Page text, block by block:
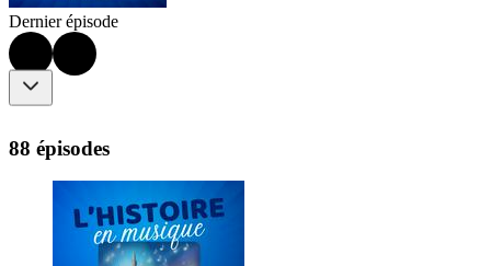
Dernier épisode
88 épisodes